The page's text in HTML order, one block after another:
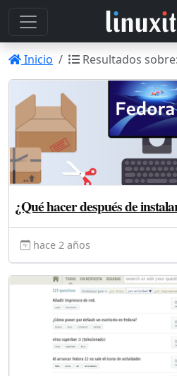
Inicio Resultados
¿Qué hacer después de
hace 2 años